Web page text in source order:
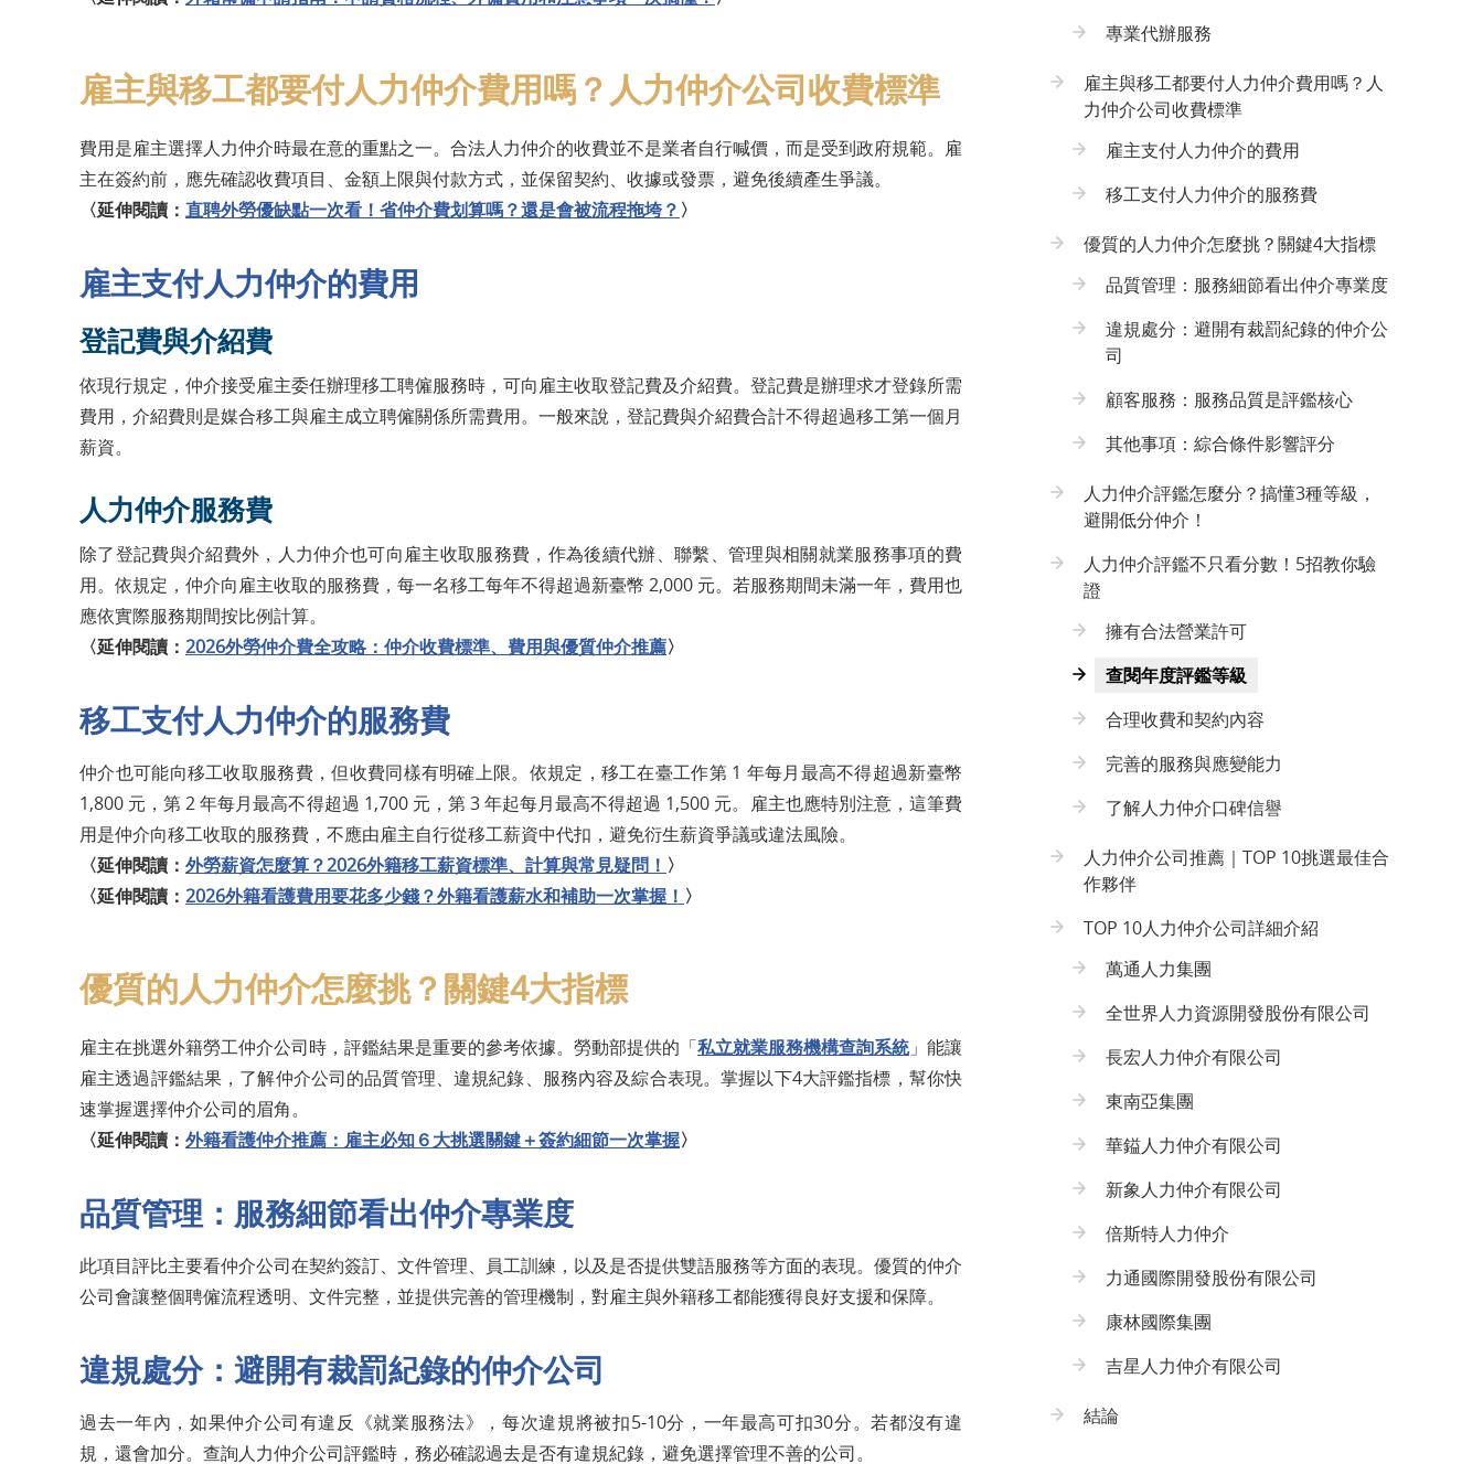
雇主與移工都要付人力仲介費用嗎？人力仲介公司收費標準
費用是雇主選擇人力仲介時最在意的重點之一。合法人力仲介的收費並不是業者自行喊價，而是受到政府規範。雇
主在簽約前，應先確認收費項目、金額上限與付款方式，並保留契約、收據或發票，避免後續產生爭議。
〈延伸閱讀： 直聘外勞優缺點一次看！省仲介費划算嗎？還是會被流程拖垮？ 〉
雇主支付人力仲介的費用
登記費與介紹費
依現行規定，仲介接受雇主委任辦理移工聘僱服務時，可向雇主收取登記費及介紹費。登記費是辦理求才登錄所需
費用，介紹費則是媒合移工與雇主成立聘僱關係所需費用。一般來說，登記費與介紹費合計不得超過移工第一個月
薪資。
人力仲介服務費
除了登記費與介紹費外，人力仲介也可向雇主收取服務費，作為後續代辦、聯繫、管理與相關就業服務事項的費
用。依規定，仲介向雇主收取的服務費，每一名移工每年不得超過新臺幣 2,000 元。若服務期間未滿一年，費用也
應依實際服務期間按比例計算。
〈延伸閱讀： 2026外勞仲介費全攻略：仲介收費標準、費用與優質仲介推薦〉
移工支付人力仲介的服務費
仲介也可能向移工收取服務費，但收費同樣有明確上限。依規定，移工在臺工作第 1 年每月最高不得超過新臺幣
1,800 元，第 2 年每月最高不得超過 1,700 元，第 3 年起每月最高不得超過 1,500 元。雇主也應特別注意，這筆費
用是仲介向移工收取的服務費，不應由雇主自行從移工薪資中代扣，避免衍生薪資爭議或違法風險。
〈延伸閱讀： 外勞薪資怎麼算？2026外籍移工薪資標準、計算與常見疑問！ 〉
〈延伸閱讀： 2026外籍看護費用要花多少錢？外籍看護薪水和補助一次掌握！ 〉
優質的人力仲介怎麼挑？關鍵4大指標
雇主在挑選外籍勞工仲介公司時，評鑑結果是重要的參考依據。勞動部提供的「私立就業服務機構查詢系統」能讓
雇主透過評鑑結果，了解仲介公司的品質管理、違規紀錄、服務內容及綜合表現。掌握以下4大評鑑指標，幫你快
速掌握選擇仲介公司的眉角。
〈延伸閱讀： 外籍看護仲介推薦：雇主必知６大挑選關鍵＋簽約細節一次掌握〉
品質管理：服務細節看出仲介專業度
此項目評比主要看仲介公司在契約簽訂、文件管理、員工訓練，以及是否提供雙語服務等方面的表現。優質的仲介
公司會讓整個聘僱流程透明、文件完整，並提供完善的管理機制，對雇主與外籍移工都能獲得良好支援和保障。
違規處分：避開有裁罰紀錄的仲介公司
過去一年內，如果仲介公司有違反《就業服務法》，每次違規將被扣5-10分，一年最高可扣30分。若都沒有違
規，還會加分。查詢人力仲介公司評鑑時，務必確認過去是否有違規紀錄，避免選擇管理不善的公司。
專業代辦服務
雇主與移工都要付人力仲介費用嗎？人
力仲介公司收費標準
雇主支付人力仲介的費用
移工支付人力仲介的服務費
優質的人力仲介怎麼挑？關鍵4大指標
品質管理：服務細節看出仲介專業度
違規處分：避開有裁罰紀錄的仲介公
司
顧客服務：服務品質是評鑑核心
其他事項：綜合條件影響評分
人力仲介評鑑怎麼分？搞懂3種等級，
避開低分仲介！
人力仲介評鑑不只看分數！5招教你驗
證
擁有合法營業許可
查閱年度評鑑等級
合理收費和契約內容
完善的服務與應變能力
了解人力仲介口碑信譽
人力仲介公司推薦｜TOP 10挑選最佳合
作夥伴
TOP 10人力仲介公司詳細介紹
萬通人力集團
全世界人力資源開發股份有限公司
長宏人力仲介有限公司
東南亞集團
華鎰人力仲介有限公司
新象人力仲介有限公司
倍斯特人力仲介
力通國際開發股份有限公司
康林國際集團
吉星人力仲介有限公司
結論